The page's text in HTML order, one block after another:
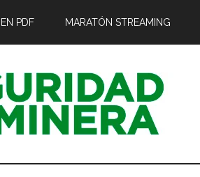
PDF MARATÓN STREAMING